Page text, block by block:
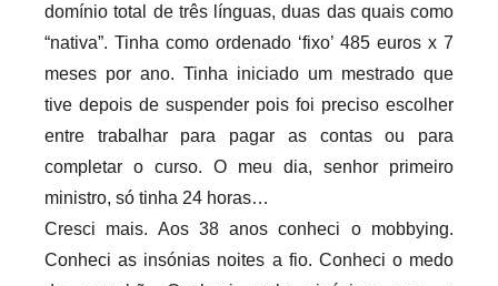
domínio total de três línguas, duas das quais como
“nativa”. Tinha como ordenado ‘fixo’ 485 euros x 7
meses por ano. Tinha iniciado um mestrado que
tive depois de suspender pois foi preciso escolher
entre trabalhar para pagar as contas ou para
completar o curso. O meu dia, senhor primeiro
ministro, só tinha 24 horas…
Cresci mais. Aos 38 anos conheci o mobbying.
Conheci as insónias noites a fio. Conheci o medo